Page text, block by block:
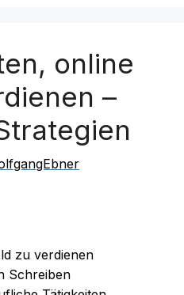
online
–
z‬u verdienen
Schreiben